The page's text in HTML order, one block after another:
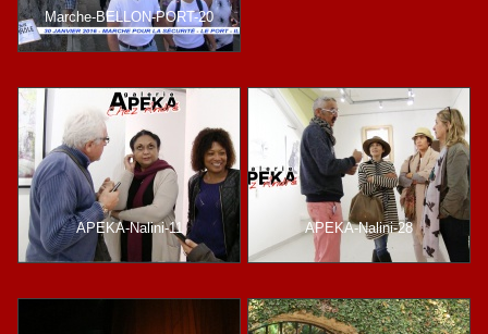
Marche-BELLON-PORT-20
APEKA-Nalini-11 APEKA-Nalini-28